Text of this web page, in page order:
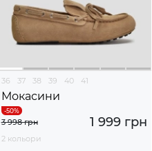
36 37 38 39 40 41
Мокасини
1 999 грн
3 998 грн
2 кольори